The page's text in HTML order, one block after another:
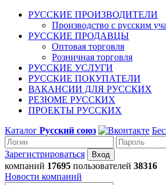
РУССКИЕ ПРОИЗВОДИТЕЛИ
Производство с русским
РУССКИЕ ПРОДАВЦЫ
Оптовая торговля
Розничная торговля
РУССКИЕ УСЛУГИ
РУССКИЕ ПОКУПАТЕЛИ
ВАКАНСИИ ДЛЯ РУССКИХ
РЕЗЮМЕ РУССКИХ
ПРОЕКТЫ РУССКИХ
Каталог Русский союз
Зарегистрироваться
компаний 17695 пользователей 38316
Новости компаний